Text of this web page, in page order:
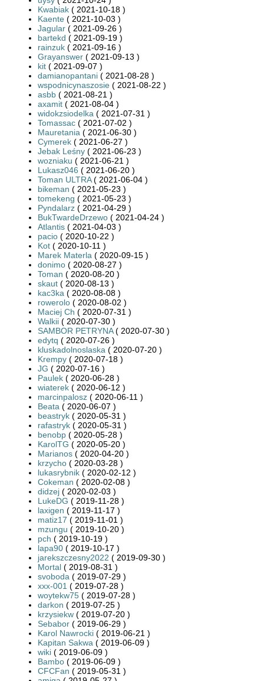
Kwabiak ( 2021-10-18 )
Kaente ( 2021-10-03 )
Jagular ( 2021-09-26 )
bartekd ( 2021-09-19 )
rainzuk ( 2021-09-16 )
Grayanswer ( 2021-09-13 )
kit ( 2021-09-07 )
damianopantani ( 2021-08-28 )
wspodnicynaszosie ( 2021-08-22 )
asbb ( 2021-08-21 )
axamit ( 2021-08-04 )
widokzsiodelka ( 2021-07-31 )
Tomassac ( 2021-07-02 )
Mauretania ( 2021-06-30 )
Cymerek ( 2021-06-27 )
Jebak Leśny ( 2021-06-23 )
wozniaku ( 2021-06-21 )
Lukasz046 ( 2021-06-20 )
Toman ULTRA( 2021-06-04 )
bikeman ( 2021-05-23 )
tomekeng ( 2021-05-23 )
Pyndalarz ( 2021-04-29 )
BukTwardeDrzewo ( 2021-04-24 )
Atlantis ( 2021-04-03 )
pacio ( 2020-10-22 )
Kot ( 2020-10-11 )
Marek Materla ( 2020-09-15 )
donimo ( 2020-08-27 )
Toman ( 2020-08-20 )
skaut ( 2020-08-13 )
kac3ka ( 2020-08-08 )
rowerolo ( 2020-08-02 )
Maciej Ch ( 2020-07-31 )
Walkii ( 2020-07-30 )
SAMBOR PETRYNA( 2020-07-30 )
edytq ( 2020-07-26 )
kluskadolnoslaska ( 2020-07-20 )
Krempy ( 2020-07-18 )
JG ( 2020-07-16 )
Paulek ( 2020-06-28 )
wiaterek ( 2020-06-12 )
marcinpalosz ( 2020-06-11 )
Beata ( 2020-06-07 )
beastryk ( 2020-05-31 )
rafastryk ( 2020-05-31 )
benobp ( 2020-05-28 )
KarolTG ( 2020-05-20 )
Marianos ( 2020-04-20 )
krzycho ( 2020-03-28 )
lukasrybnik ( 2020-02-12 )
Cokeman ( 2020-02-08 )
didzej ( 2020-02-03 )
LukeDG ( 2019-11-28 )
laxigen ( 2019-11-17 )
matiz17 ( 2019-11-01 )
mzungu ( 2019-10-20 )
pch ( 2019-10-19 )
lapa90 ( 2019-10-17 )
jarekszczesny2022 ( 2019-09-30 )
Mortal ( 2019-08-31 )
svoboda ( 2019-07-29 )
xxx-001 ( 2019-07-28 )
woytekw75 ( 2019-07-28 )
darkon ( 2019-07-25 )
krzysiekw ( 2019-07-20 )
Sebabor ( 2019-06-29 )
Karol Nawrocki ( 2019-06-21 )
Kapitan Sakwa ( 2019-06-09 )
wiki ( 2019-06-09 )
Bambo ( 2019-06-09 )
CFCFan ( 2019-05-31 )